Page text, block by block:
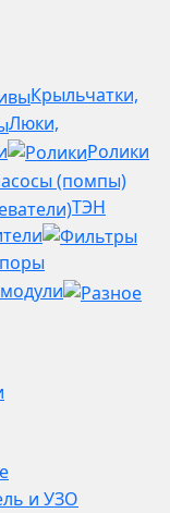
Крыльчатки,
Люки,
Ролики
ТЭН
и УЗО